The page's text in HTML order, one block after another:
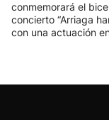
conmemorará el
concierto “Arriaga
con una actuación